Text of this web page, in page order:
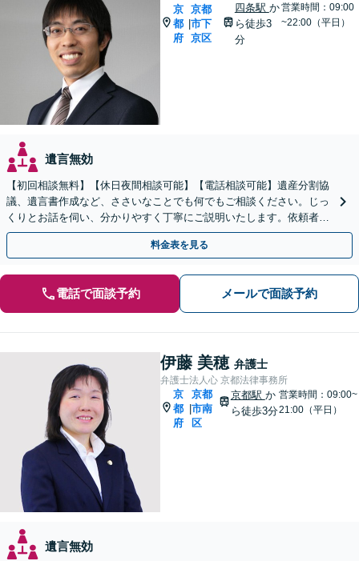
京
都
府
|
京都
市下
京区
四条駅 か
ら徒歩3
分
営業時間：09:00
~22:00（平日）
遺言無効
【初回相談無料】【休日夜間相談可能】【電話相談可能】遺産分割協
議、遺言書作成など、ささいなことでも何でもご相談ください。じっ
くりとお話を伺い、分かりやすく丁寧にご説明いたします。依頼者の
方の利益を最大化するために尽力いたします。
料金表を見る
電話で面談予約 メールで面談予約
伊藤 美穂 弁護士
弁護士法人心 京都法律事務所
京
都
府
京都
市南
区
京都駅 か
ら徒歩3分
営業時間：09:00~
21:00（平日）
遺言無効